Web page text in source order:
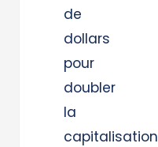
de
dollars
pour
doubler
la
capitalisation